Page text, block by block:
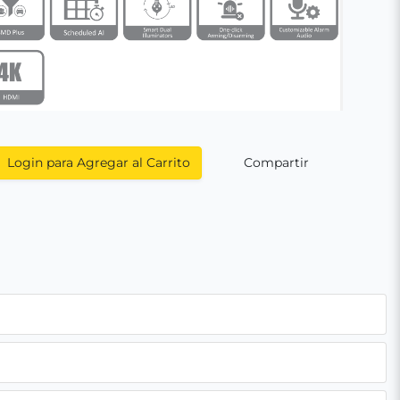
Login para Agregar al Carrito Compartir